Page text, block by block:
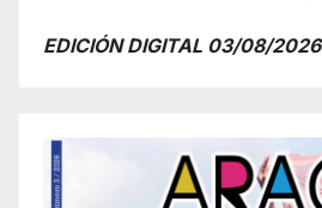
EDICIÓN DIGITAL 03/08/2026